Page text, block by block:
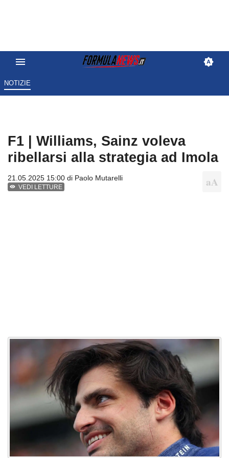
NOTIZIE
F1 | Williams, Sainz voleva
ribellarsi alla strategia ad Imola
21.05.2025 15:00 di Paolo Mutarelli
VEDI LETTURE